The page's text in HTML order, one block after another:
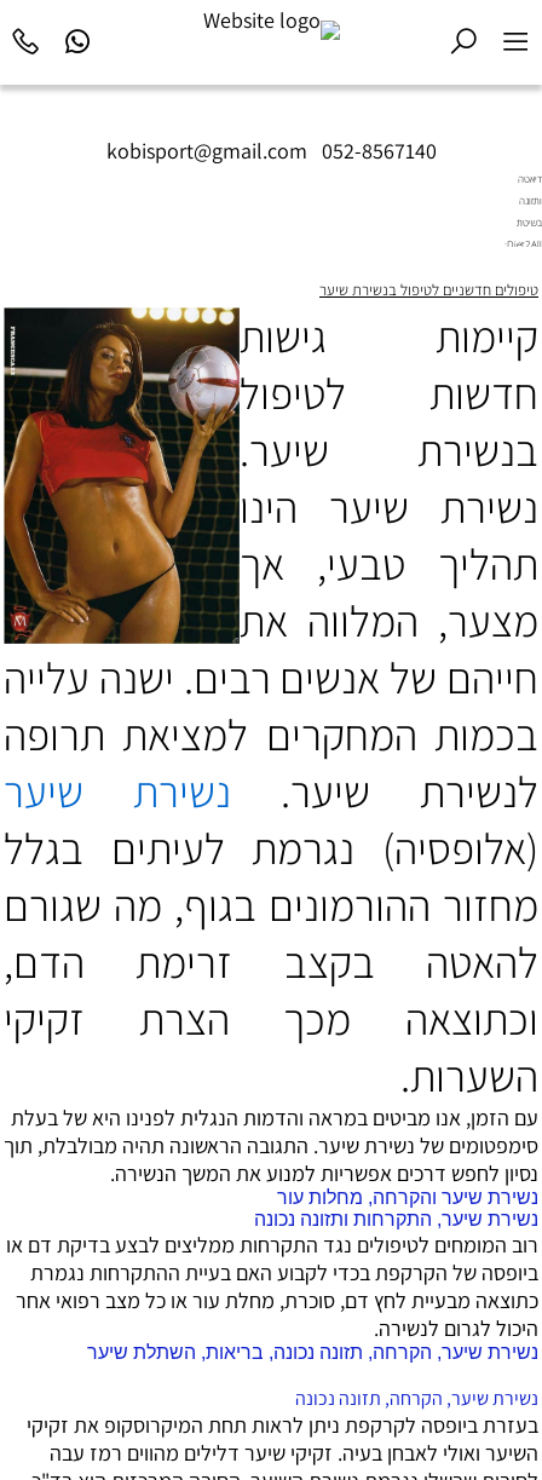
kobisport@gmail.com 052-8567140
דיאטה
ותזונה
בשיטת
Diet2All:
שמאחורי
המושלם.
טיפולים חדשניים לטיפול בנשירת שיער
קיימות גישות
חדשות לטיפול
בנשירת שיער.
נשירת שיער הינו
תהליך טבעי, אך
מצער, המלווה את
חייהם של אנשים רבים. ישנה עלייה
בכמות המחקרים למציאת תרופה
לנשירת שיער. נשירת שיער
(אלופסיה) נגרמת לעיתים בגלל
מחזור ההורמונים בגוף, מה שגורם
להאטה בקצב זרימת הדם,
וכתוצאה מכך הצרת זקיקי
השערות.
עם הזמן, אנו מביטים במראה והדמות הנגלית לפנינו היא של בעלת
סימפטומים של נשירת שיער. התגובה הראשונה תהיה מבולבלת, תוך
נסיון לחפש דרכים אפשריות למנוע את המשך הנשירה.
נשירת שיער והקרחה, מחלות עור
נשירת שיער, התקרחות ותזונה נכונה
רוב המומחים לטיפולים נגד התקרחות ממליצים לבצע בדיקת דם או
ביופסה של הקרקפת בכדי לקבוע האם בעיית ההתקרחות נגמרת
כתוצאה מבעיית לחץ דם, סוכרת, מחלת עור או כל מצב רפואי אחר
היכול לגרום לנשירה.
נשירת שיער, הקרחה, תזונה נכונה, בריאות, השתלת שיער
נשירת שיער, הקרחה, תזונה נכונה
בעזרת ביופסה לקרקפת ניתן לראות תחת המיקרוסקופ את זקיקי
השיער ואולי לאבחן בעיה. זקיקי שיער דלילים מהווים רמז עבה